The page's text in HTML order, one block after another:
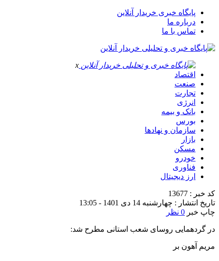
پایگاه خبری خریدار آنلاین
درباره ما
تماس با ما
x
اقتصاد
صنعت
تجارت
انرژی
بانک و بیمه
بورس
سازمان و نهادها
بازار
مسکن
خودرو
فناوری
ارز دیجیتال
کد خبر : 13677
تاریخ انتشار : چهارشنبه 14 دی 1401 - 13:05
چاپ خبر 0 نظر
در گردهمایی روسای شعب استانی مطرح شد:
مریم آهون بر